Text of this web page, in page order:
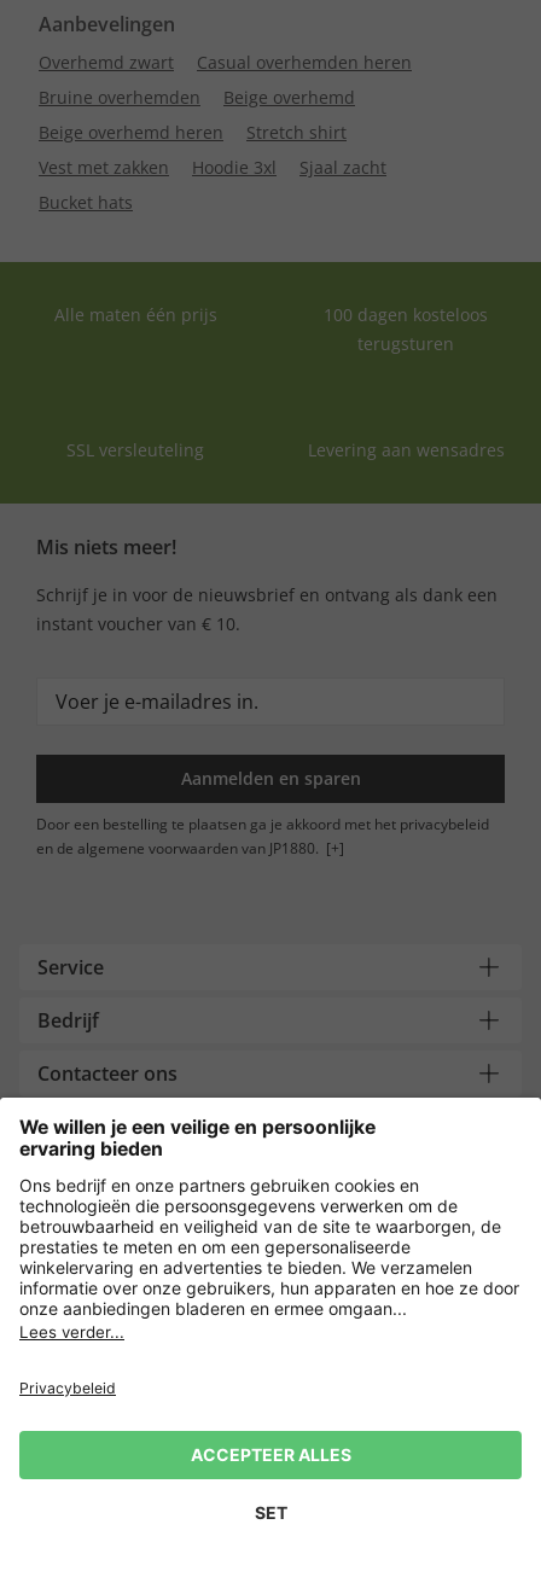
Aanbevelingen
Overhemd zwart
Casual overhemden heren
Bruine overhemden
Beige overhemd
Beige overhemd heren
Stretch shirt
Vest met zakken
Hoodie 3xl
Sjaal zacht
Bucket hats
Alle maten één prijs
100 dagen kosteloos
terugsturen
SSL versleuteling Levering aan wensadres
Mis niets meer!
Schrijf je in voor de nieuwsbrief en ontvang als dank een
instant voucher van € 10.
Aanmelden en sparen
Door een bestelling te plaatsen ga je akkoord met het privacybeleid
en de algemene voorwaarden van JP1880. [+]
Service
Bedrijf
Contacteer ons
Overige webwinkels
Nederland
Payment and Delivery
Verkoopvoorwaarden